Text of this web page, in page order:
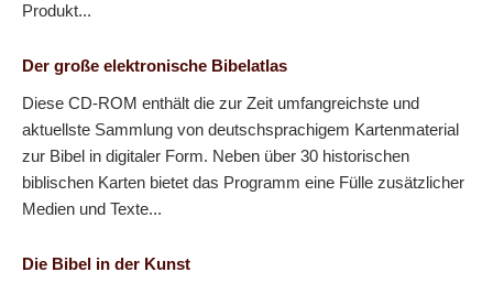
Produkt...
Der große elektronische Bibelatlas
Diese CD-ROM enthält die zur Zeit umfangreichste und
aktuellste Sammlung von deutschsprachigem Kartenmaterial
zur Bibel in digitaler Form. Neben über 30 historischen
biblischen Karten bietet das Programm eine Fülle zusätzlicher
Medien und Texte...
Die Bibel in der Kunst